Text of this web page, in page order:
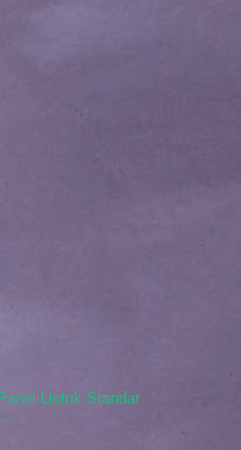
Listrik Standar